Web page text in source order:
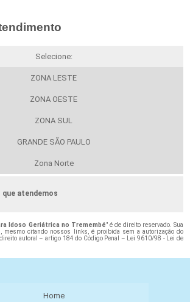
Selecione:
ZONA LESTE
ZONA OESTE
ZONA SUL
GRANDE SÃO PAULO
Zona Norte
que atendemos
Idoso Geriátrica no Tremembé" é de direito reservado. Sua
mesmo citando nossos links, é proibida sem a autorização do
autoral – artigo 184 do Código Penal –
Lei 9610/98 - Lei de
Home